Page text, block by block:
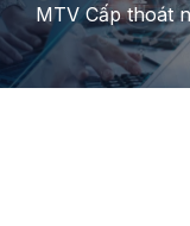
MTV Cấp thoát